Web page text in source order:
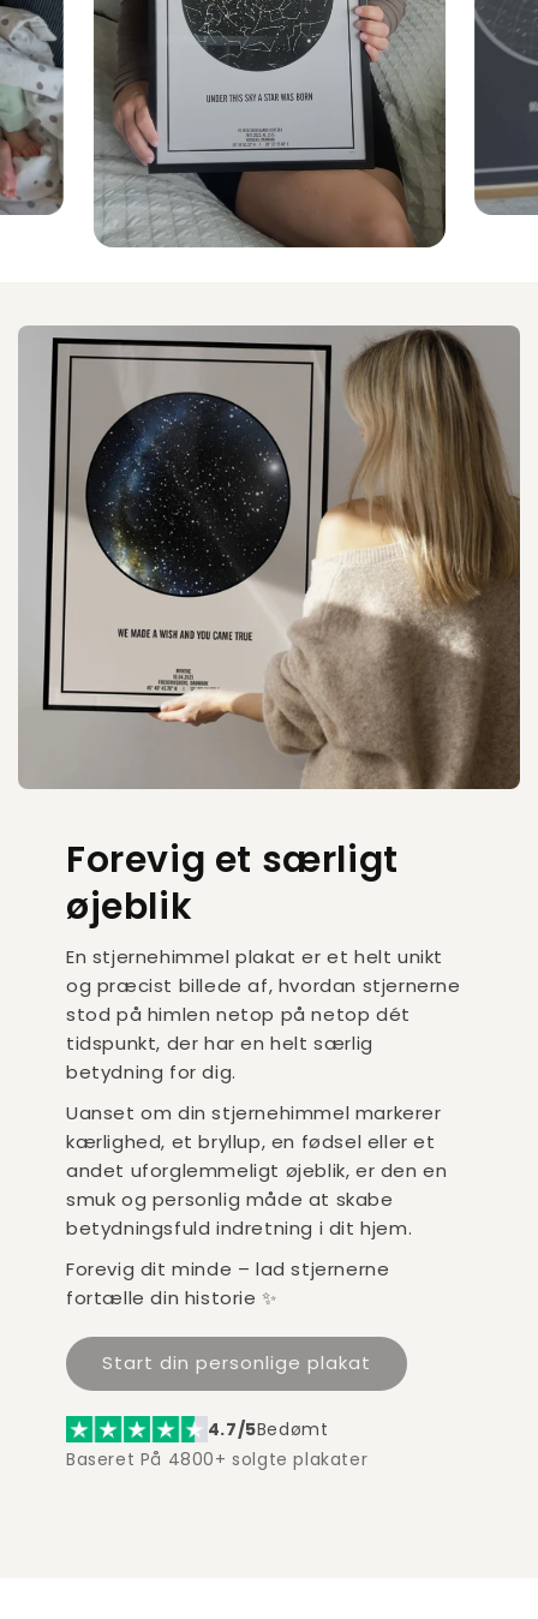
Forevig et særligt
øjeblik
En stjernehimmel plakat er et helt unikt
og præcist billede af, hvordan stjernerne
stod på himlen netop på netop dét
tidspunkt, der har en helt særlig
betydning for dig.
Uanset om din stjernehimmel markerer
kærlighed, et bryllup, en fødsel eller et
andet uforglemmeligt øjeblik, er den en
smuk og personlig måde at skabe
betydningsfuld indretning i dit hjem.
Forevig dit minde – lad stjernerne
fortælle din historie ✨
Start din personlige plakat
4.7/5Bedømt
Baseret På 4800+ solgte plakater